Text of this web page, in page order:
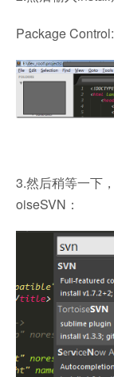
Package
3.然后稍等一下
oiseSVN：